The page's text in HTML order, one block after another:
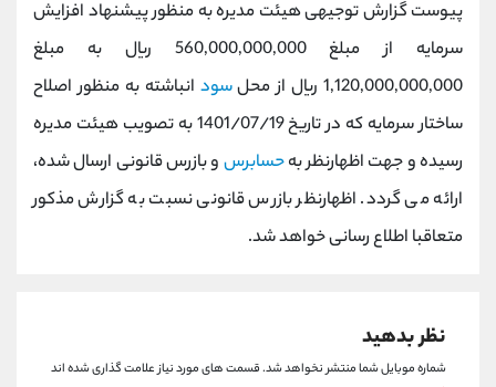
پیوست گزارش توجیهی هیئت مدیره به منظور پیشنهاد افزایش
سرمایه از مبلغ 560,000,000,000 ریال به مبلغ
1,120,000,000,000 ریال از محل
سود انباشته به منظور اصلاح
ساختار سرمايه که در تاریخ 1401/07/19 به تصویب هیئت مدیره
رسیده و جهت اظهارنظر بهحسابرس و بازرس قانونی ارسال شده،
ارائه می گردد. اظهارنظر بازرس قانونی نسبت به گزارش مذکور
متعاقبا اطلاع رسانی خواهد شد.
نظر بدهید
شماره موبایل شما منتشر نخواهد شد.قسمت های مورد نیاز علامت گذاری شده اند